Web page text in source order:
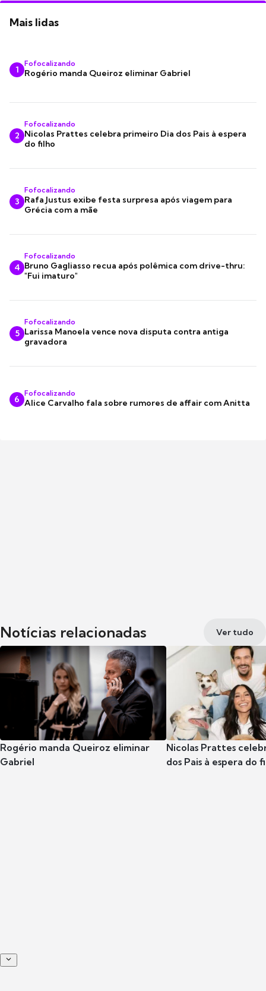
Mais lidas
1
Fofocalizando
Rogério manda Queiroz eliminar Gabriel
2
Fofocalizando
Nicolas Prattes celebra primeiro Dia dos Pais à espera
do filho
3
Fofocalizando
Rafa Justus exibe festa surpresa após viagem para
Grécia com a mãe
4
Fofocalizando
Bruno Gagliasso recua após polêmica com drive-thru:
"Fui imaturo"
5
Fofocalizando
Larissa Manoela vence nova disputa contra antiga
gravadora
6
Fofocalizando
Alice Carvalho fala sobre rumores de affair com Anitta
Notícias relacionadas Ver tudo
Rogério manda Queiroz eliminar
Gabriel
Nicolas Prattes
dos Pais à espera do